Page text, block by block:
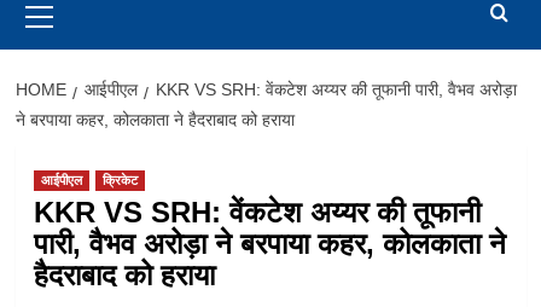
Menu
HOME आईपीएल
KKR VS SRH: वेंकटेश अय्यर की तूफानी पारी, वैभव अरोड़ा
ने बरपाया कहर, कोलकाता ने हैदराबाद को हराया
आईपीएल क्रिकेट
KKR VS SRH: वेंकटेश अय्यर की तूफानी
पारी, वैभव अरोड़ा ने बरपाया कहर, कोलकाता ने
हैदराबाद को हराया